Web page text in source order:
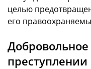
целью
его
преступлении